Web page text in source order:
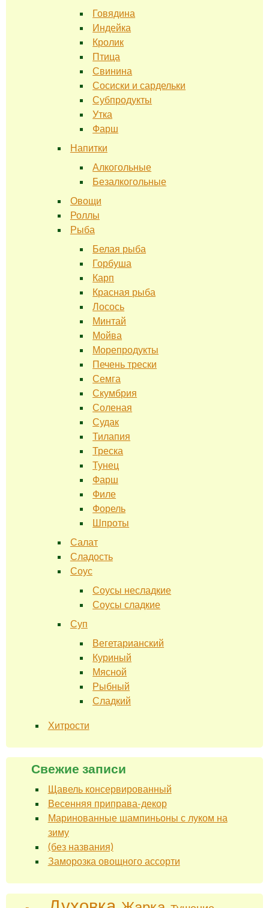
Говядина
Индейка
Кролик
Птица
Свинина
Сосиски и сардельки
Субпродукты
Утка
Фарш
Напитки
Алкогольные
Безалкогольные
Овощи
Роллы
Рыба
Белая рыба
Горбуша
Карп
Красная рыба
Лосось
Минтай
Мойва
Морепродукты
Печень трески
Семга
Скумбрия
Соленая
Судак
Тилапия
Треска
Тунец
Фарш
Филе
Форель
Шпроты
Салат
Сладость
Соус
Соусы несладкие
Соусы сладкие
Суп
Вегетарианский
Куриный
Мясной
Рыбный
Сладкий
Хитрости
Свежие записи
Щавель консервированный
Весенняя приправа-декор
Маринованные шампиньоны с луком на
зиму
(без названия)
Заморозка овощного ассорти